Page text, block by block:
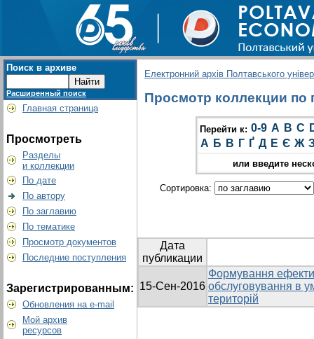
Поиск в архиве
Расширенный поиск
Главная страница
Просмотреть
Разделы
и коллекции
По дате
По автору
По заглавию
По тематике
Просмотр документов
Последние поступления
Зарегистрированным:
Обновления на e-mail
Мой архив
ресурсов
Електронний архів Полтавського
Просмотр коллекции
Перейти к: 0-9 A B C
А Б В Г Ґ Д Е Є Ж
или введите
Сортировка:
Дата
публикации
15-Сен-2016
Формування
обслуговування в
територій